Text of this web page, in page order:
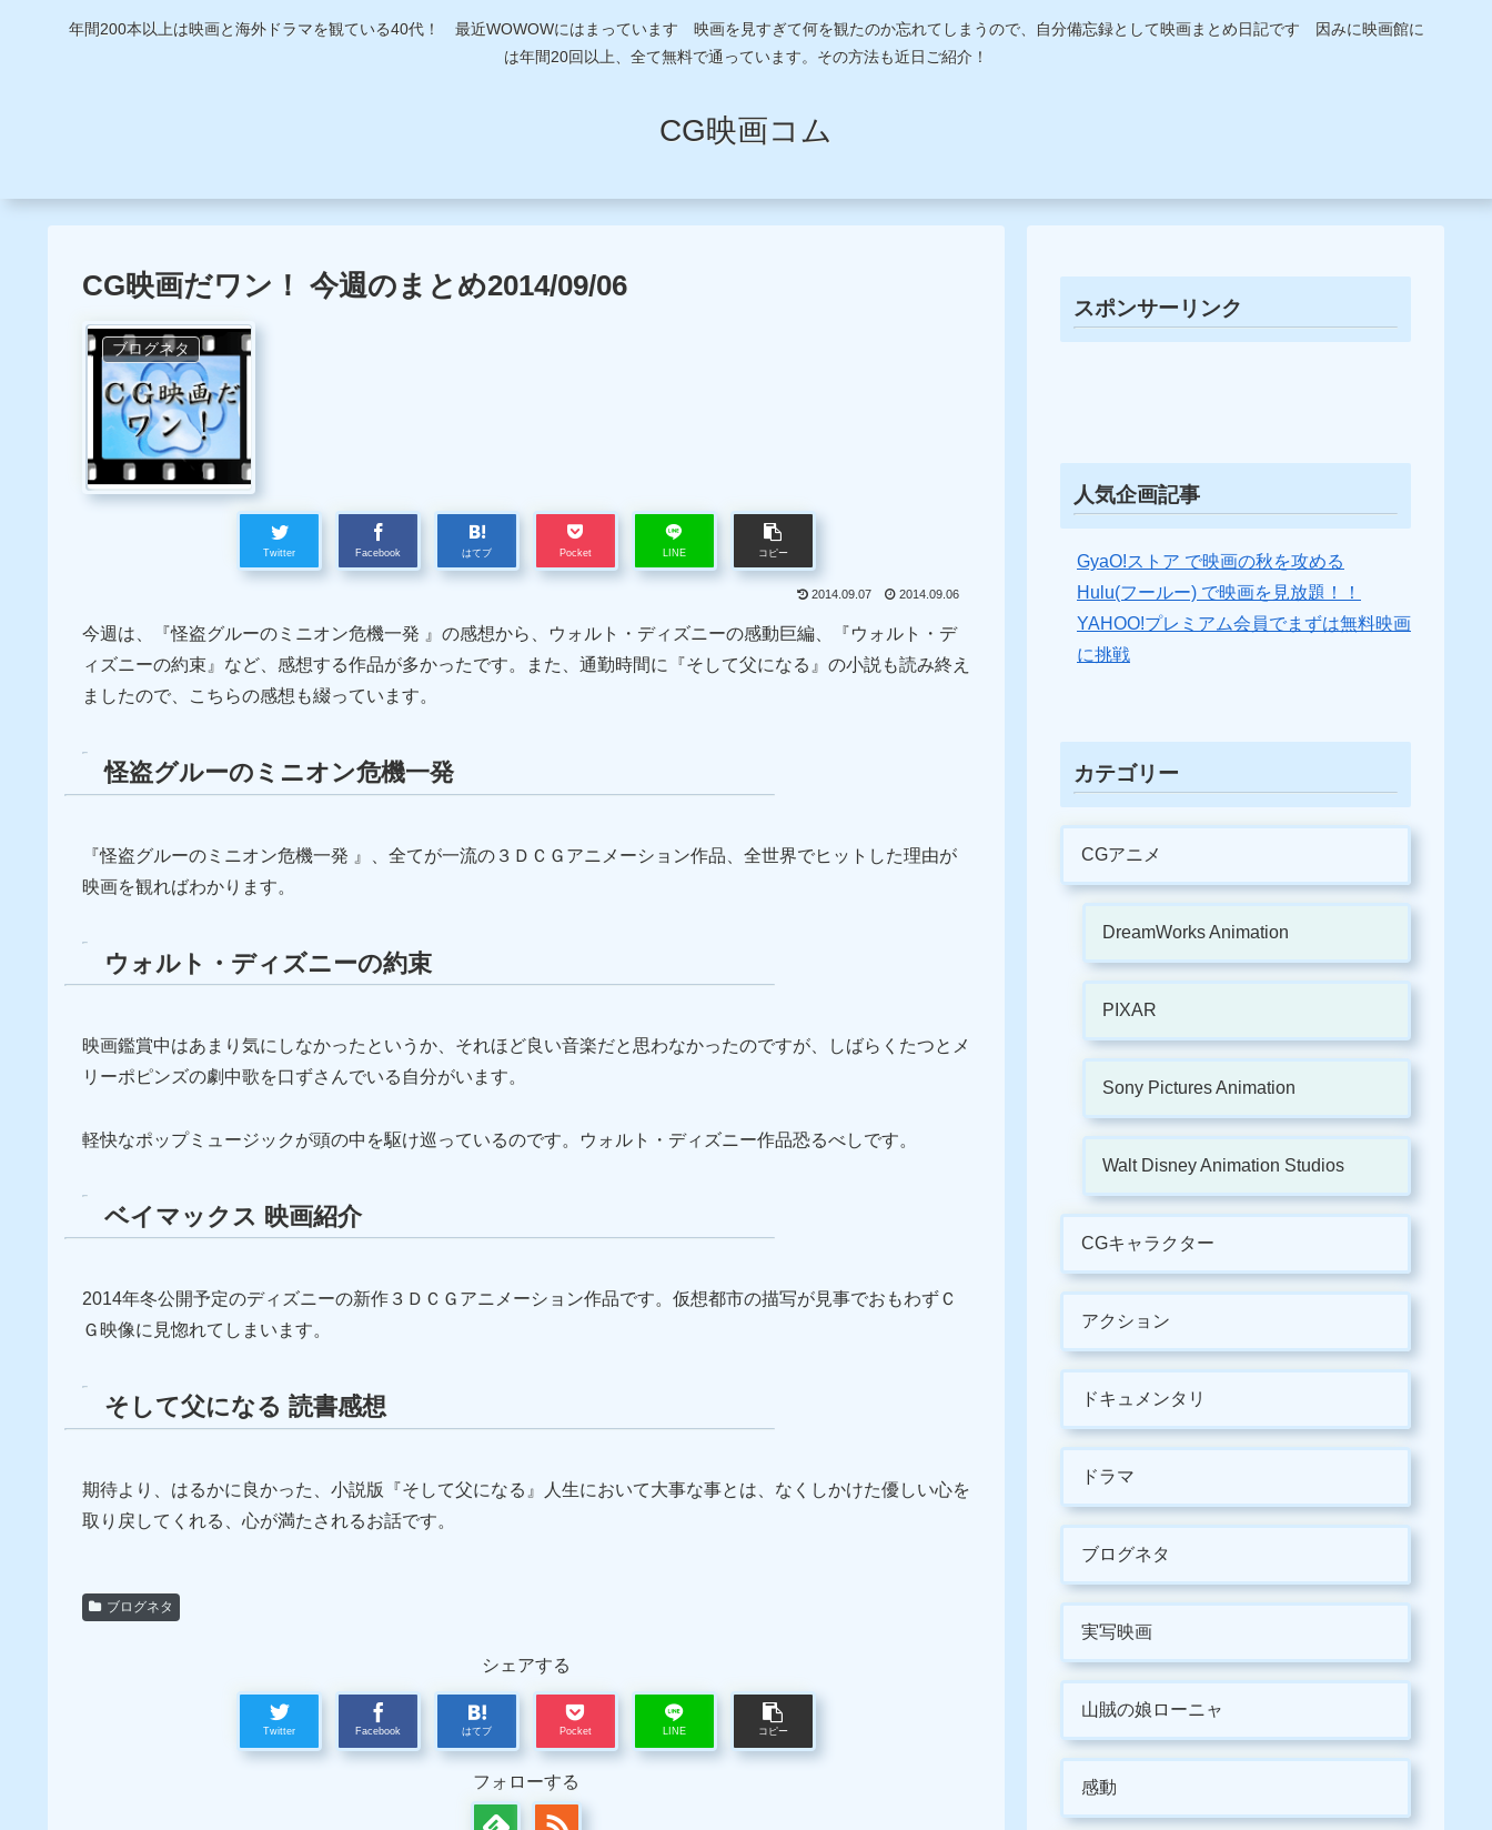
年間200本以上は映画と海外ドラマを観ている40代！ 最近WOWOWにはまっています 映画を見すぎて何を観たのか忘れてしまうので、自分備忘録として映画まとめ日記です 因みに映画館に
は年間20回以上、全て無料で通っています。その方法も近日ご紹介！
CG映画コム
CG映画だワン！ 今週のまとめ2014/09/06
ブログネタ
Twitter Facebook はてブ Pocket LINE コピー
2014.09.07 2014.09.06
今週は、『怪盗グルーのミニオン危機一発 』の感想から、ウォルト・ディズニーの感動巨編、『ウォルト・デ
ィズニーの約束』など、感想する作品が多かったです。また、通勤時間に『そして父になる』の小説も読み終え
ましたので、こちらの感想も綴っています。
怪盗グルーのミニオン危機一発
『怪盗グルーのミニオン危機一発 』、全てが一流の３ＤＣＧアニメーション作品、全世界でヒットした理由が
映画を観ればわかります。
ウォルト・ディズニーの約束
映画鑑賞中はあまり気にしなかったというか、それほど良い音楽だと思わなかったのですが、しばらくたつとメ
リーポピンズの劇中歌を口ずさんでいる自分がいます。
軽快なポップミュージックが頭の中を駆け巡っているのです。ウォルト・ディズニー作品恐るべしです。
ベイマックス 映画紹介
2014年冬公開予定のディズニーの新作３ＤＣＧアニメーション作品です。仮想都市の描写が見事でおもわずＣ
Ｇ映像に見惚れてしまいます。
そして父になる 読書感想
期待より、はるかに良かった、小説版『そして父になる』人生において大事な事とは、なくしかけた優しい心を
取り戻してくれる、心が満たされるお話です。
ブログネタ
シェアする
Twitter Facebook はてブ Pocket LINE コピー
フォローする
スポンサーリンク
人気企画記事
GyaO!ストア で映画の秋を攻める
Hulu(フールー) で映画を見放題！！
YAHOO!プレミアム会員でまずは無料映画
に挑戦
カテゴリー
CGアニメ
DreamWorks Animation
PIXAR
Sony Pictures Animation
Walt Disney Animation Studios
CGキャラクター
アクション
ドキュメンタリ
ドラマ
ブログネタ
実写映画
山賊の娘ローニャ
感動